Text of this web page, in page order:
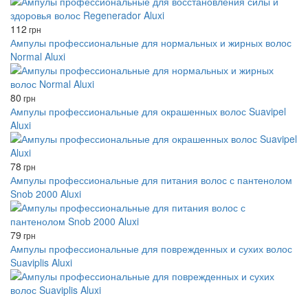
112 грн
Ампулы профессиональные для нормальных и жирных волос
Normal Aluxi
80 грн
Ампулы профессиональные для окрашенных волос Suavipel
Aluxi
78 грн
Ампулы профессиональные для питания волос с пантенолом
Snob 2000 Aluxi
79 грн
Ампулы профессиональные для поврежденных и сухих волос
Suaviplis Aluxi